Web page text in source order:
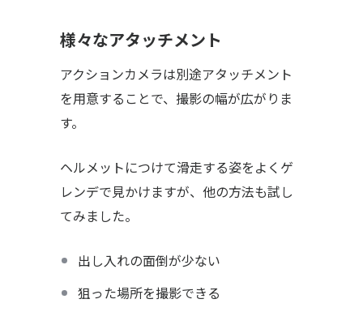
様々なアタッチメント
アクションカメラは別途アタッチメント
を用意することで、撮影の幅が広がりま
す。
ヘルメットにつけて滑走する姿をよくゲ
レンデで見かけますが、他の方法も試し
てみました。
出し入れの面倒が少ない
狙った場所を撮影できる